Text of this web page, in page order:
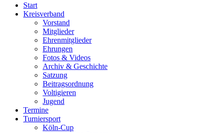
Start
Kreisverband
Vorstand
Mitglieder
Ehrenmitglieder
Ehrungen
Fotos & Videos
Archiv & Geschichte
Satzung
Beitragsordnung
Voltigieren
Jugend
Termine
Turniersport
Köln-Cup